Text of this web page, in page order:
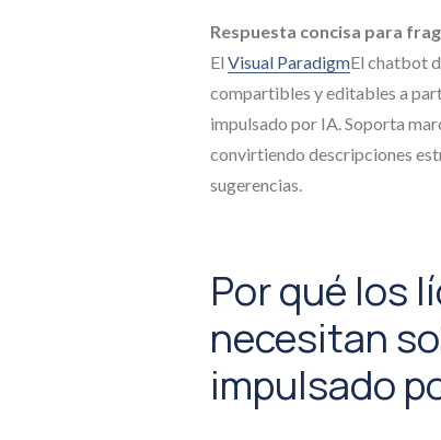
Respuesta concisa para
El Visual ParadigmEl chatbot
compartibles y editables a
impulsado por IA. Soporta
convirtiendo descripciones
sugerencias.
Por qué los
necesitan
impulsado